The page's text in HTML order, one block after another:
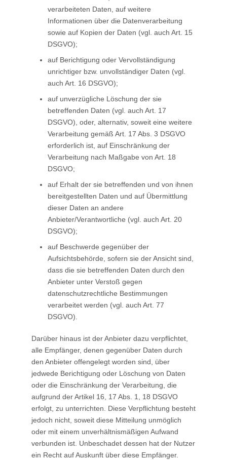
verarbeiteten Daten, auf weitere
Informationen über die Datenverarbeitung
sowie auf Kopien der Daten (vgl. auch Art. 15
DSGVO);
auf Berichtigung oder Vervollständigung
unrichtiger bzw. unvollständiger Daten (vgl.
auch Art. 16 DSGVO);
auf unverzügliche Löschung der sie
betreffenden Daten (vgl. auch Art. 17
DSGVO), oder, alternativ, soweit eine weitere
Verarbeitung gemäß Art. 17 Abs. 3 DSGVO
erforderlich ist, auf Einschränkung der
Verarbeitung nach Maßgabe von Art. 18
DSGVO;
auf Erhalt der sie betreffenden und von ihnen
bereitgestellten Daten und auf Übermittlung
dieser Daten an andere
Anbieter/Verantwortliche (vgl. auch Art. 20
DSGVO);
auf Beschwerde gegenüber der
Aufsichtsbehörde, sofern sie der Ansicht sind,
dass die sie betreffenden Daten durch den
Anbieter unter Verstoß gegen
datenschutzrechtliche Bestimmungen
verarbeitet werden (vgl. auch Art. 77
DSGVO).
Darüber hinaus ist der Anbieter dazu verpflichtet,
alle Empfänger, denen gegenüber Daten durch
den Anbieter offengelegt worden sind, über
jedwede Berichtigung oder Löschung von Daten
oder die Einschränkung der Verarbeitung, die
aufgrund der Artikel 16, 17 Abs. 1, 18 DSGVO
erfolgt, zu unterrichten. Diese Verpflichtung besteht
jedoch nicht, soweit diese Mitteilung unmöglich
oder mit einem unverhältnismäßigen Aufwand
verbunden ist. Unbeschadet dessen hat der Nutzer
ein Recht auf Auskunft über diese Empfänger.